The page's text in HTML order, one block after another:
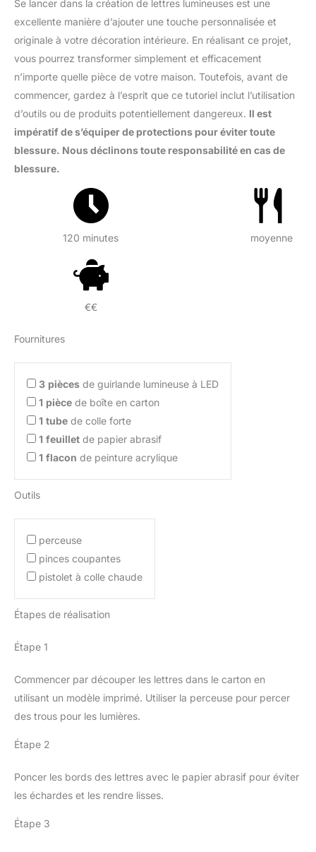
Se lancer dans la création de lettres lumineuses est une
excellente manière d’ajouter une touche personnalisée et
originale à votre décoration intérieure. En réalisant ce projet,
vous pourrez transformer simplement et efficacement
n’importe quelle pièce de votre maison. Toutefois, avant de
commencer, gardez à l’esprit que ce tutoriel inclut l’utilisation
d’outils ou de produits potentiellement dangereux. Il est
impératif de s’équiper de protections pour éviter toute
blessure. Nous déclinons toute responsabilité en cas de
blessure.
120 minutes moyenne
€€
Fournitures
3 pièces de guirlande lumineuse à LED
1 pièce de boîte en carton
1 tube de colle forte
1 feuillet de papier abrasif
1 flacon de peinture acrylique
Outils
perceuse
pinces coupantes
pistolet à colle chaude
Étapes de réalisation
Étape 1
Commencer par découper les lettres dans le carton en
utilisant un modèle imprimé. Utiliser la perceuse pour percer
des trous pour les lumières.
Étape 2
Poncer les bords des lettres avec le papier abrasif pour éviter
les échardes et les rendre lisses.
Étape 3